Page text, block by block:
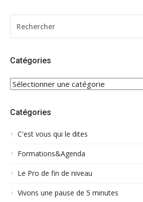
POUR
:
Catégories
CATÉGORIES
Catégories
C'est vous qui le dites
Formations&Agenda
Le Pro de fin de niveau
Vivons une pause de 5 minutes